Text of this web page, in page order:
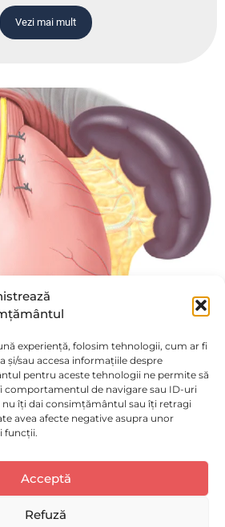
experiență, folosim tehnologii, cum ar fi
și/sau accesa informațiile despre
pentru aceste tehnologii ne permite să
comportamentul de navigare sau ID-uri
nu îți dai consimțământul sau îți retragi
avea afecte negative asupra unor
funcții.
Acceptă
Refuză
Vezi mai mult
Toupet Robotică
Vezi mai mult
pe acest website?